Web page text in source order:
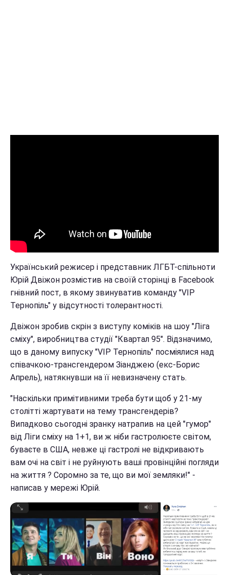
Український режисер і представник ЛГБТ-спільноти
Юрій Двіжон розмістив на своїй сторінці в Facebook
гнівний пост, в якому звинуватив команду "VIP
Тернопіль" у відсутності толерантності.
Двіжон зробив скрін з виступу коміків на шоу "Ліга
сміху", виробництва студії "Квартал 95". Відзначимо,
що в даному випуску "VIP Тернопіль" посміялися над
співачкою-трансгендером Зіанджею (екс-Борис
Апрель), натякнувши на її невизначену стать.
"Наскільки примітивними треба бути щоб у 21-му
столітті жартувати на тему трансгендерів?
Випадково сьогодні зранку натрапив на цей "гумор"
від Ліги сміху на 1+1, ви ж ніби гастролюєте світом,
буваєте в США, невже ці гастролі не відкривають
вам очі на світ і не руйнують ваші провінційні погляди
на життя ? Соромно за те, що ви мої земляки!" -
написав у мережі Юрій.